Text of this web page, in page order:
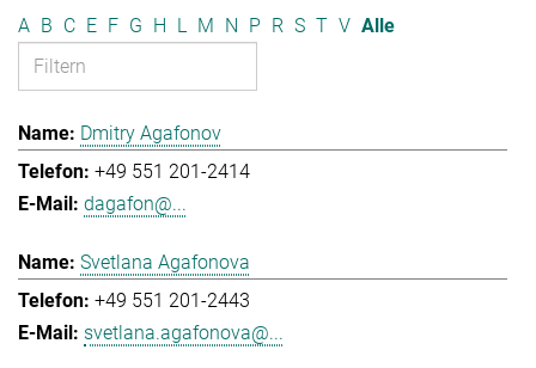
A B C E F G H L M N P R S T V Alle
Dmitry Agafonov
+49 551 201-2414
dagafon@...
Svetlana Agafonova
+49 551 201-2443
svetlana.agafonova@...